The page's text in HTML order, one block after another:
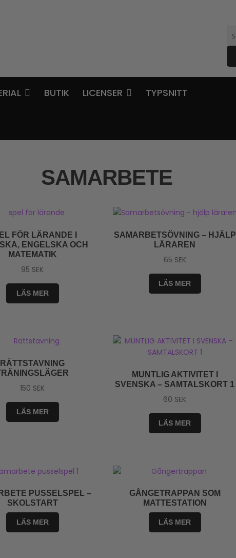
BUTIK LICENSER TYPSNITT
SAMARBETE
FÖR LÄRANDE I
ENGELSKA OCH
MATEMATIK
95 SEK
LÄS MER
SAMARBETSÖVNING – HJÄLP
LÄRAREN
65 SEK
LÄS MER
RÄTTSTAVNING
150 SEK
LÄS MER
MUNTLIG AKTIVITET I
SVENSKA – SAMTALSKORT 1
60 SEK
LÄS MER
PUSSELSPEL –
SKOLSTART
LÄS MER
GÅNGETRAPPAN SOM
MATTESTATION
LÄS MER